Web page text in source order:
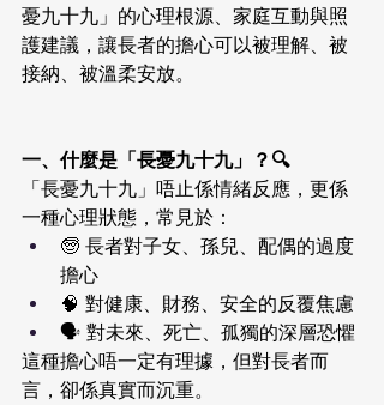
憂九十九」的心理根源、家庭互動與照
護建議，讓長者的擔心可以被理解、被
接納、被溫柔安放。
一、什麼是「長憂九十九」？🔍
「長憂九十九」唔止係情緒反應，更係
一種心理狀態，常見於：
🧓 長者對子女、孫兒、配偶的過度
擔心
🧠 對健康、財務、安全的反覆焦慮
🗣️ 對未來、死亡、孤獨的深層恐懼
這種擔心唔一定有理據，但對長者而
言，卻係真實而沉重。